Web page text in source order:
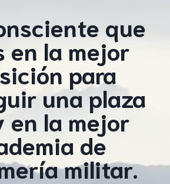
que
en la mejor
para
una plaza
la mejor
de
militar.